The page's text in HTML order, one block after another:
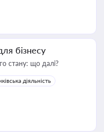
бізнесу
стану: що далі?
діяльність